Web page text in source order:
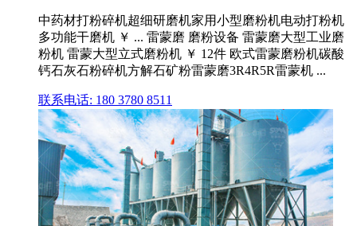
中药材打粉碎机超细研磨机家用小型磨粉机电动打粉机
多功能干磨机 ￥ ... 雷蒙磨 磨粉设备 雷蒙磨大型工业磨
粉机 雷蒙大型立式磨粉机 ￥ 12件 欧式雷蒙磨粉机碳酸
钙石灰石粉碎机方解石矿粉雷蒙磨3R4R5R雷蒙机 ...
联系电话: 180 3780 8511